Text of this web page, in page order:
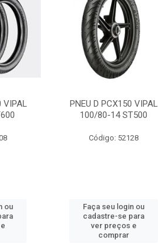
VIPAL
ou
PNEU D PCX150 VIPAL
100/80-14 ST500
Código: 52128
Faça seu login ou
cadastre-se para
ver preços e
comprar